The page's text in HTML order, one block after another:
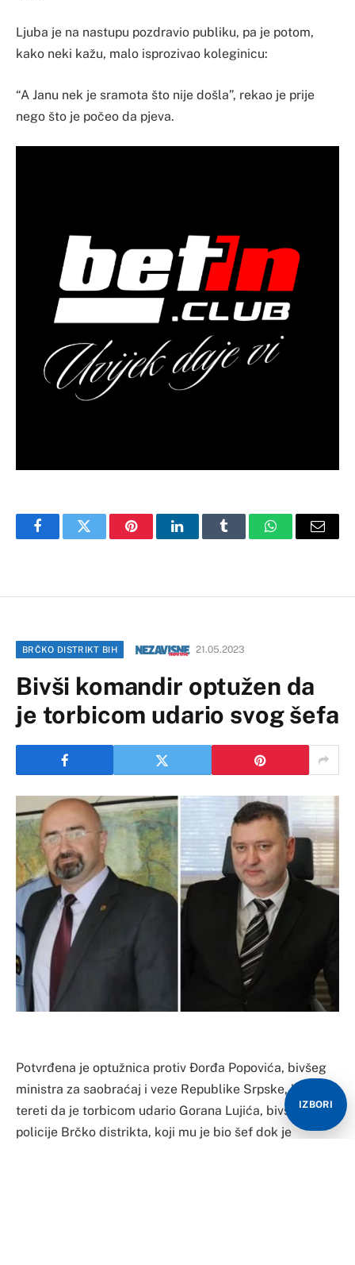
Ljuba je na nastupu pozdravio publiku, pa je potom,
kako neki kažu, malo isprozivao koleginicu:
“A Janu nek je sramota što nije došla”, rekao je prije
nego što je počeo da pjeva.
FacebookTwitter PinterestLinkedInTumblr WhatsAppEmail
BRČKO DISTRIKT BIH 21.05.2023
Bivši komandir optužen da
je torbicom udario svog šefa
Potvrđena je optužnica protiv Đorđa Popovića, bivšeg
ministra za saobraćaj i veze Republike Srpske, koja ga
tereti da je torbicom udario Gorana Lujića, bivšeg šefa
policije Brčko distrikta, koji mu je bio šef dok je
IZBORI